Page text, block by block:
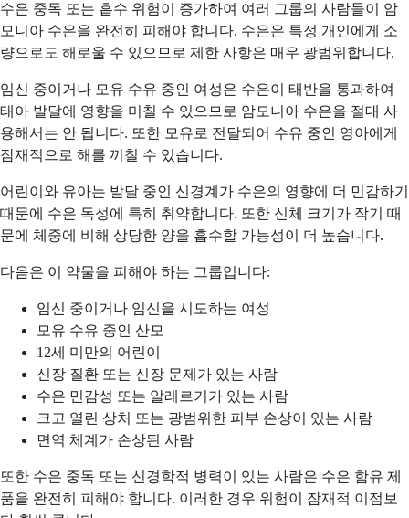
수은 중독 또는 흡수 위험이 증가하여 여러 그룹의 사람들이 암
모니아 수은을 완전히 피해야 합니다. 수은은 특정 개인에게 소
량으로도 해로울 수 있으므로 제한 사항은 매우 광범위합니다.
임신 중이거나 모유 수유 중인 여성은 수은이 태반을 통과하여
태아 발달에 영향을 미칠 수 있으므로 암모니아 수은을 절대 사
용해서는 안 됩니다. 또한 모유로 전달되어 수유 중인 영아에게
잠재적으로 해를 끼칠 수 있습니다.
어린이와 유아는 발달 중인 신경계가 수은의 영향에 더 민감하기
때문에 수은 독성에 특히 취약합니다. 또한 신체 크기가 작기 때
문에 체중에 비해 상당한 양을 흡수할 가능성이 더 높습니다.
다음은 이 약물을 피해야 하는 그룹입니다:
임신 중이거나 임신을 시도하는 여성
모유 수유 중인 산모
12세 미만의 어린이
신장 질환 또는 신장 문제가 있는 사람
수은 민감성 또는 알레르기가 있는 사람
크고 열린 상처 또는 광범위한 피부 손상이 있는 사람
면역 체계가 손상된 사람
또한 수은 중독 또는 신경학적 병력이 있는 사람은 수은 함유 제
품을 완전히 피해야 합니다. 이러한 경우 위험이 잠재적 이점보